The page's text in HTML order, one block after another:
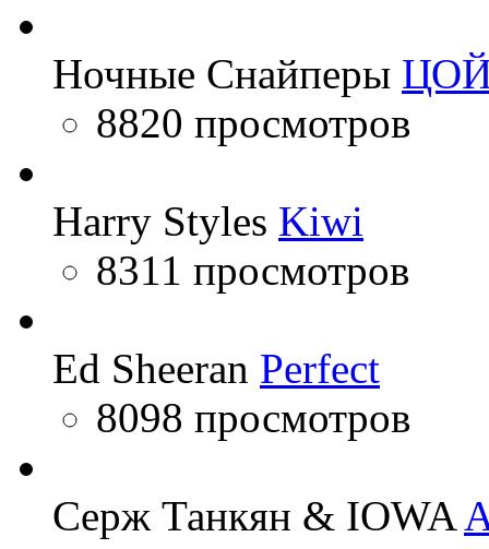
Ночные Снайперы
8820 просмотров
Harry Styles Kiwi
8311 просмотров
Ed Sheeran Perfect
8098 просмотров
Серж Танкян & IOWA